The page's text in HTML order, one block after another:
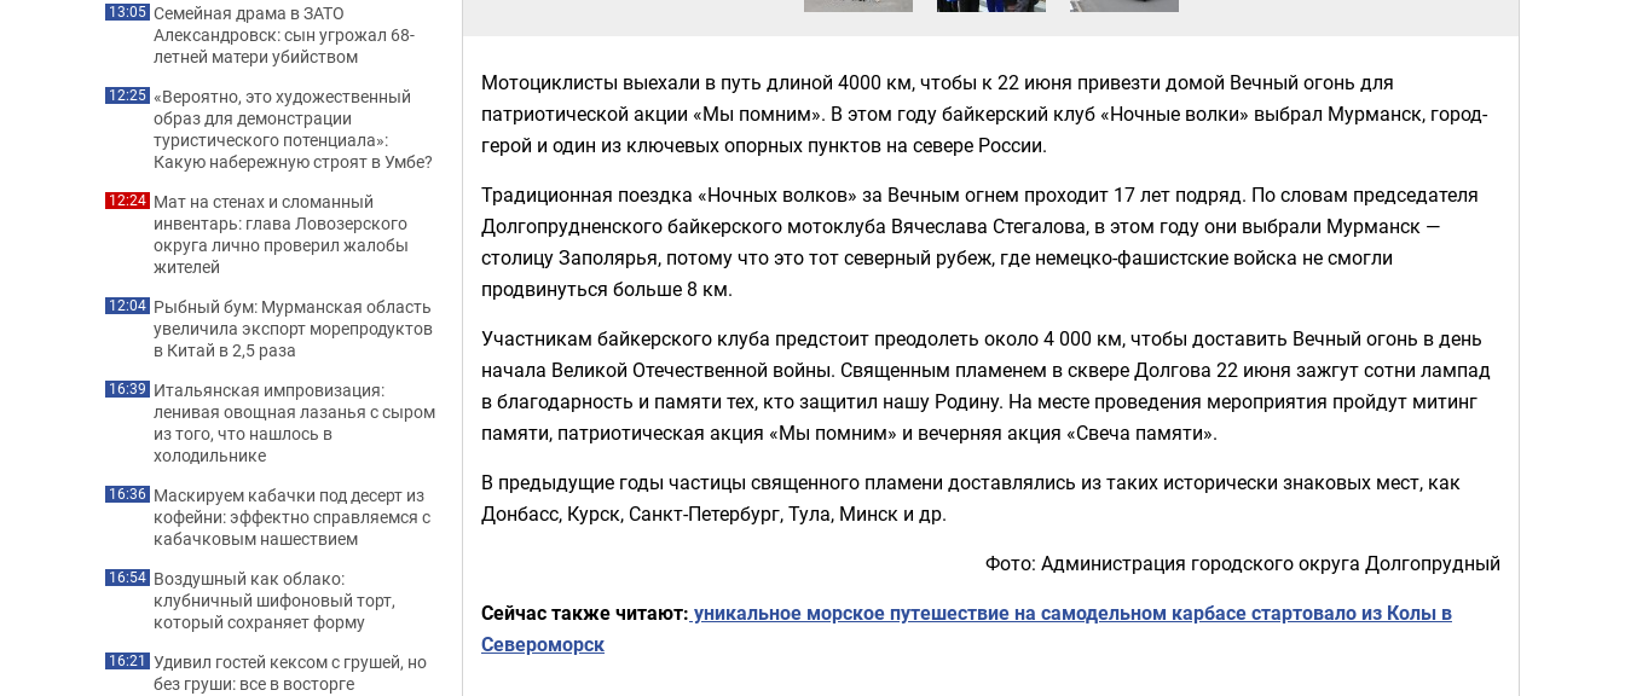
Мотоциклисты выехали в путь длиной 4000 км, чтобы к 22 июня привезти домой Вечный огонь для
патриотической акции «Мы помним». В этом году байкерский клуб «Ночные волки» выбрал Мурманск, город-
герой и один из ключевых опорных пунктов на севере России.
Традиционная поездка «Ночных волков» за Вечным огнем проходит 17 лет подряд. По словам председателя
Долгопрудненского байкерского мотоклуба Вячеслава Стегалова, в этом году они выбрали Мурманск —
столицу Заполярья, потому что это тот северный рубеж, где немецко-фашистские войска не смогли
продвинуться больше 8 км.
Участникам байкерского клуба предстоит преодолеть около 4 000 км, чтобы доставить Вечный огонь в день
начала Великой Отечественной войны. Священным пламенем в сквере Долгова 22 июня зажгут сотни лампад
в благодарность и памяти тех, кто защитил нашу Родину. На месте проведения мероприятия пройдут митинг
памяти, патриотическая акция «Мы помним» и вечерняя акция «Свеча памяти».
В предыдущие годы частицы священного пламени доставлялись из таких исторически знаковых мест, как
Донбасс, Курск, Санкт-Петербург, Тула, Минск и др.
Фото: Администрация городского округа Долгопрудный
Сейчас также читают: уникальное морское путешествие на самодельном карбасе стартовало из Колы в
Североморск
13:05 Семейная драма в ЗАТО
Александровск: сын угрожал 68-
летней матери убийством
12:25 «Вероятно, это художественный
образ для демонстрации
туристического потенциала»:
Какую набережную строят в Умбе?
12:24 Мат на стенах и сломанный
инвентарь: глава Ловозерского
округа лично проверил жалобы
жителей
12:04 Рыбный бум: Мурманская область
увеличила экспорт морепродуктов
в Китай в 2,5 раза
16:39 Итальянская импровизация:
ленивая овощная лазанья с сыром
из того, что нашлось в
холодильнике
16:36 Маскируем кабачки под десерт из
кофейни: эффектно справляемся с
кабачковым нашествием
16:54 Воздушный как облако:
клубничный шифоновый торт,
который сохраняет форму
16:21 Удивил гостей кексом с грушей, но
без груши: все в восторге